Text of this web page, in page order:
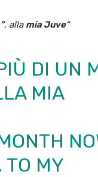
, alla mia Juve“
DI UN
MIA
TO MY